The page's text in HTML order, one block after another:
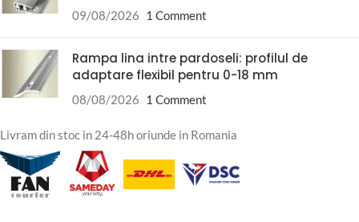
09/08/2026 1 Comment
Rampa lina intre pardoseli: profilul de
adaptare flexibil pentru 0-18 mm
08/08/2026 1 Comment
Livram din stoc in 24-48h oriunde in Romania